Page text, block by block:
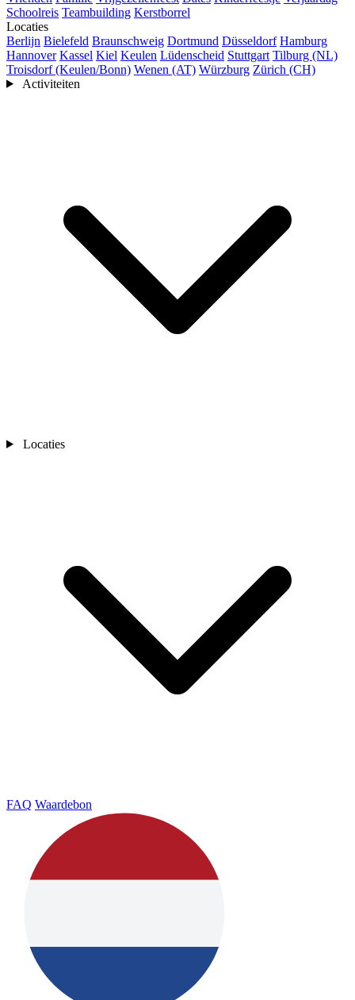
Schoolreis Teambuilding Kerstborrel
Locaties
Berlijn Bielefeld Braunschweig Dortmund Düsseldorf Hamburg
Hannover Kassel Kiel Keulen Lüdenscheid Stuttgart Tilburg (NL)
Troisdorf (Keulen/Bonn) Wenen (AT) Würzburg Zürich (CH)
Activiteiten
Locaties
FAQ Waardebon